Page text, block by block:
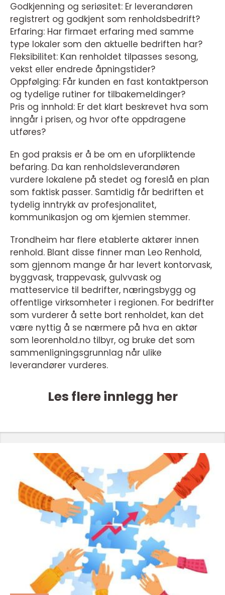
Godkjenning og seriøsitet: Er leverandøren
registrert og godkjent som renholdsbedrift?
Erfaring: Har firmaet erfaring med samme
type lokaler som den aktuelle bedriften har?
Fleksibilitet: Kan renholdet tilpasses sesong,
vekst eller endrede åpningstider?
Oppfølging: Får kunden en fast kontaktperson
og tydelige rutiner for tilbakemeldinger?
Pris og innhold: Er det klart beskrevet hva som
inngår i prisen, og hvor ofte oppdragene
utføres?
En god praksis er å be om en uforpliktende
befaring. Da kan renholdsleverandøren
vurdere lokalene på stedet og foreslå en plan
som faktisk passer. Samtidig får bedriften et
tydelig inntrykk av profesjonalitet,
kommunikasjon og om kjemien stemmer.
Trondheim har flere etablerte aktører innen
renhold. Blant disse finner man Leo Renhold,
som gjennom mange år har levert kontorvask,
byggvask, trappevask, gulvvask og
matteservice til bedrifter, næringsbygg og
offentlige virksomheter i regionen. For bedrifter
som vurderer å sette bort renholdet, kan det
være nyttig å se nærmere på hva en aktør
som leorenhold.no tilbyr, og bruke det som
sammenligningsgrunnlag når ulike
leverandører vurderes.
Les flere innlegg her